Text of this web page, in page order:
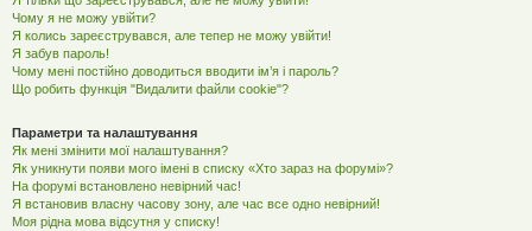
Чому я не можу увійти?
Я колись зареєструвався, але тепер не можу увійти!
Я забув пароль!
Чому мені постійно доводиться вводити ім’я і пароль?
Що робить функція "Видалити файли cookie"?
Параметри та налаштування
Як мені змінити мої налаштування?
Як уникнути появи мого імені в списку «Хто зараз на форумі»?
На форумі встановлено невірний час!
Я встановив власну часову зону, але час все одно невірний!
Моя рідна мова відсутня у списку!